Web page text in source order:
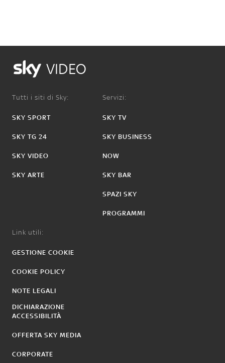
VIDEO
Tutti i siti di Sky:
SKY SPORT
SKY TG 24
SKY VIDEO
SKY ARTE
Servizi:
SKY TV
SKY BUSINESS
NOW
SKY BAR
SPAZI SKY
PROGRAMMI
Link utili:
GESTIONE COOKIE
COOKIE POLICY
NOTE LEGALI
DICHIARAZIONE
ACCESSIBILITÀ
OFFERTA SKY MEDIA
CORPORATE